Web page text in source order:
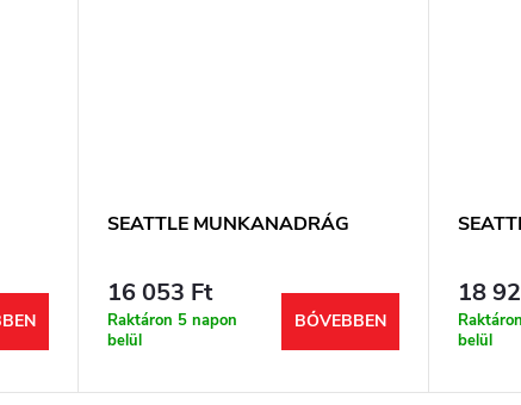
SEATTLE MUNKANADRÁG
16 053 Ft
Raktáron 5 napon
belül
BŐVEBBEN
18
belül